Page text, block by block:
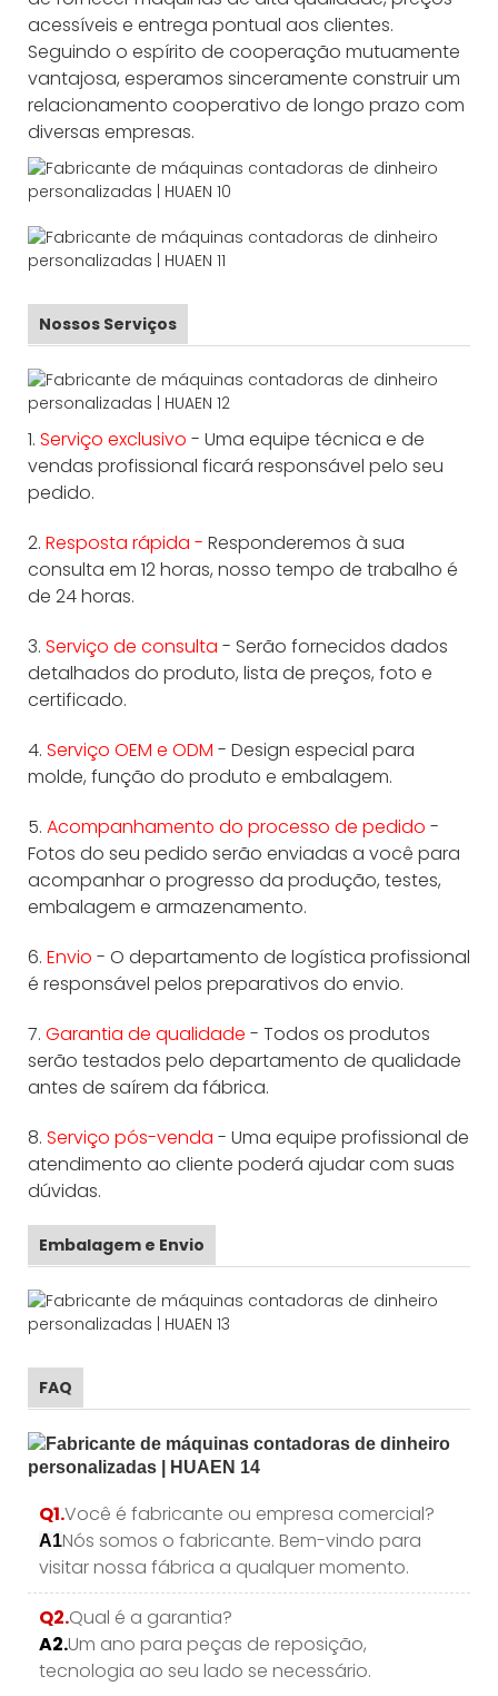
acessíveis e entrega pontual aos clientes.
Seguindo o espírito de cooperação mutuamente
vantajosa, esperamos sinceramente construir um
relacionamento cooperativo de longo prazo com
diversas empresas.
Nossos Serviços
1. Serviço exclusivo - Uma equipe técnica e de
vendas profissional ficará responsável pelo seu
pedido.
2. Resposta rápida - Responderemos à sua
consulta em 12 horas, nosso tempo de trabalho é
de 24 horas.
3. Serviço de consulta - Serão fornecidos dados
detalhados do produto, lista de preços, foto e
certificado.
4. Serviço OEM e ODM - Design especial para
molde, função do produto e embalagem.
5. Acompanhamento do processo de pedido -
Fotos do seu pedido serão enviadas a você para
acompanhar o progresso da produção, testes,
embalagem e armazenamento.
6. Envio - O departamento de logística profissional
é responsável pelos preparativos do envio.
7. Garantia de qualidade - Todos os produtos
serão testados pelo departamento de qualidade
antes de saírem da fábrica.
8. Serviço pós-venda - Uma equipe profissional de
atendimento ao cliente poderá ajudar com suas
dúvidas.
Embalagem e Envio
FAQ
Q1.Você é fabricante ou empresa comercial?
A1Nós somos o fabricante. Bem-vindo para
visitar nossa fábrica a qualquer momento.
Q2.Qual é a garantia?
A2.Um ano para peças de reposição,
tecnologia ao seu lado se necessário.